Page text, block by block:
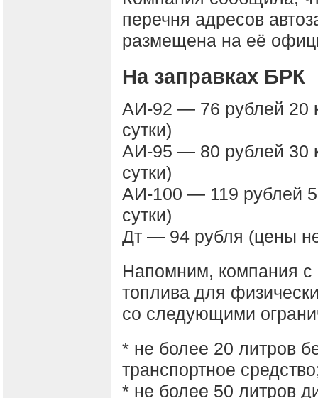
перечня адресов
размещена на её
На заправках БРК
АИ-92 — 76 рублей 20
сутки)
АИ-95 — 80 рублей 30
сутки)
АИ-100 — 119 рублей
сутки)
Дт — 94 рубля (цены
Напомним, компания
топлива для
со следующими
* не более 20 литров
транспортное
* не более 50 литров